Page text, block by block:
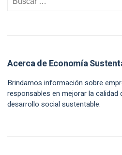
Acerca de Economía
Brindamos información sobre
responsables en mejorar la calidad
desarrollo social sustentable.